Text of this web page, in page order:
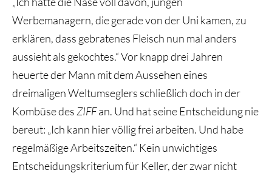
Werbemanagern, die gerade von der Uni kamen, zu
erklären, dass gebratenes Fleisch nun mal anders
aussieht als gekochtes.“ Vor knapp drei Jahren
heuerte der Mann mit dem Aussehen eines
dreimaligen Weltumseglers schließlich doch in der
Kombüse des ZIFFan. Und hat seine Entscheidung nie
bereut: „Ich kann hier völlig frei arbeiten. Und habe
regelmäßige Arbeitszeiten.“ Kein unwichtiges
Entscheidungskriterium für Keller, der zwar nicht